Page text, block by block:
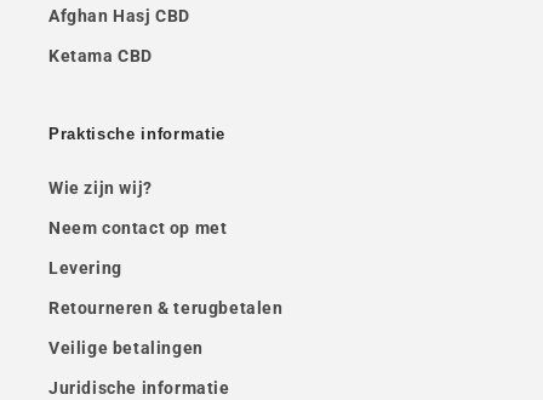
Afghan Hasj CBD
Ketama CBD
Praktische informatie
Wie zijn wij?
Neem contact op met
Levering
Retourneren & terugbetalen
Veilige betalingen
Juridische informatie